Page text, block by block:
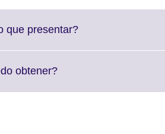
que presentar?Click
obtener?Click